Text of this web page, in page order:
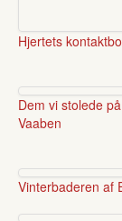
Hjertets
Dem vi stolede
Vaaben
Vinterbaderen af